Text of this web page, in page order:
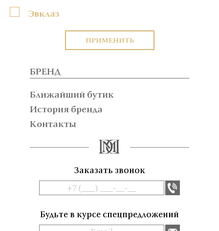
Эвклаз
ПРИМЕНИТЬ
БРЕНД
Ближайший бутик
История бренда
Контакты
Заказать звонок
Будьте в курсе спецпредложений